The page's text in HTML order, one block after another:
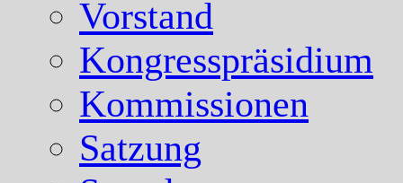
Vorstand
Kongresspräsidium
Kommissionen
Satzung